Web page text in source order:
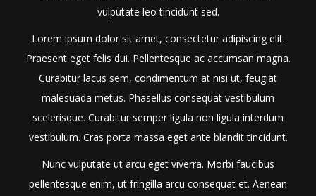
vulputate leo tincidunt sed.
Lorem ipsum dolor sit amet, consectetur adipiscing elit.
Praesent eget felis dui. Pellentesque ac accumsan magna.
Curabitur lacus sem, condimentum at nisi ut, feugiat
malesuada metus. Phasellus consequat vestibulum
scelerisque. Curabitur semper ligula non ligula interdum
vestibulum. Cras porta massa eget ante blandit tincidunt.
Nunc vulputate ut arcu eget viverra. Morbi faucibus
pellentesque enim, ut fringilla arcu consequat et. Aenean